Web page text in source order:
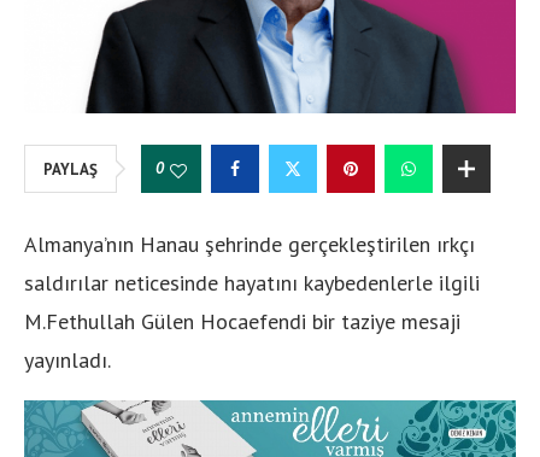
PAYLAŞ 0
Almanya’nın Hanau şehrinde gerçekleştirilen ırkçı
saldırılar neticesinde hayatını kaybedenlerle ilgili
M.Fethullah Gülen Hocaefendi bir taziye mesaji
yayınladı.